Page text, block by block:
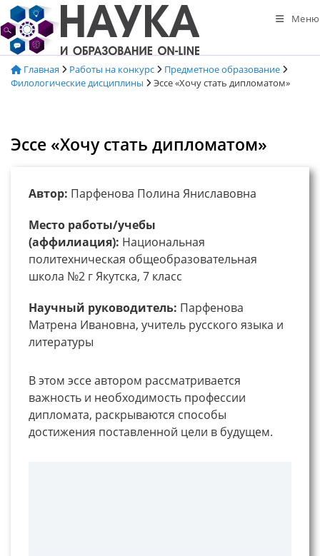
Перейти
к
содержимому
Меню
Главная Работы на конкурс
Предметное образование
Филологические дисциплины
Эссе «Хочу стать дипломатом»
Эссе «Хочу стать дипломатом»
Автор: Парфенова Полина Яниславовна
Место работы/учебы
(аффилиация): Национальная
политехническая общеобразовательная
школа №2 г Якутска, 7 класс
Научный руководитель: Парфенова
Матрена Ивановна, учитель русского языка и
литературы
В этом эссе автором рассматривается
важность и необходимость профессии
дипломата, раскрываются способы
достижения поставленной цели в будущем.